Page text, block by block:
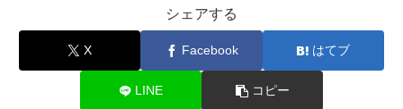
シェアする
X Facebook はてブ
LINE コピー